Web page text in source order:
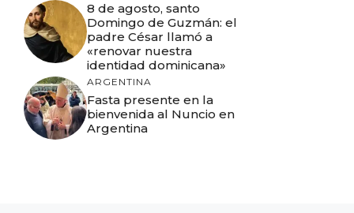
8 de agosto, santo
Domingo de Guzmán: el
padre César llamó a
«renovar nuestra
identidad dominicana»
ARGENTINA
Fasta presente en la
bienvenida al Nuncio en
Argentina